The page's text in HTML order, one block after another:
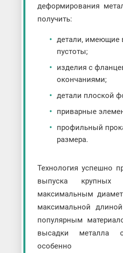
деформирования
получить:
детали, имеющие
пустоты;
изделия с
окончаниями;
детали плоской
приварные
профильный
размера.
Технология успешно
выпуска
максимальным
максимальной
популярным
высадки металла
особенно